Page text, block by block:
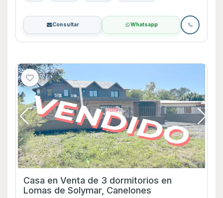
Consultar Whatsapp
Casa en Venta de 3 dormitorios en
Lomas de Solymar, Canelones